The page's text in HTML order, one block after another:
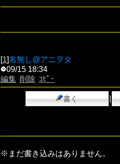
[1]名無し@アニヲタ
09/15 18:34
編集 削除 ｺﾋﾟｰ
書く
※まだ書き込みはありません。